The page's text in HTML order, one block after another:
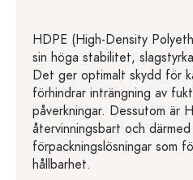
HDPE (High-Density
sin höga stabilitet,
Det ger optimalt skydd för
förhindrar inträngning av
påverkningar. Dessutom är
återvinningsbart och
förpackningslösningar som
hållbarhet.